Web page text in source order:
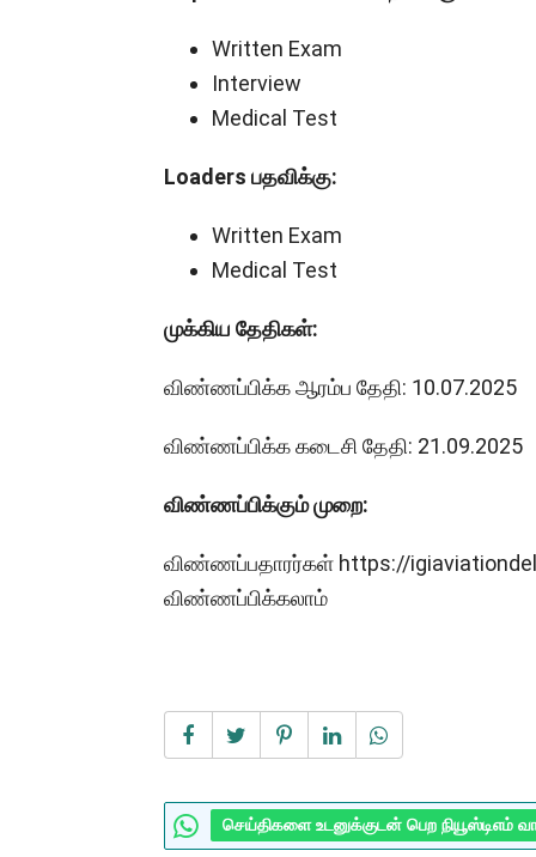
Written Exam
Interview
Medical Test
Loaders பதவிக்கு:
Written Exam
Medical Test
முக்கிய தேதிகள்:
விண்ணப்பிக்க ஆரம்ப தேதி: 10.07.2025
விண்ணப்பிக்க கடைசி தேதி: 21.09.2025
விண்ணப்பிக்கும் முறை:
விண்ணப்பதாரர்கள் https://
விண்ணப்பிக்கலாம்
செய்திகளை உடனுக்குடன் பெற